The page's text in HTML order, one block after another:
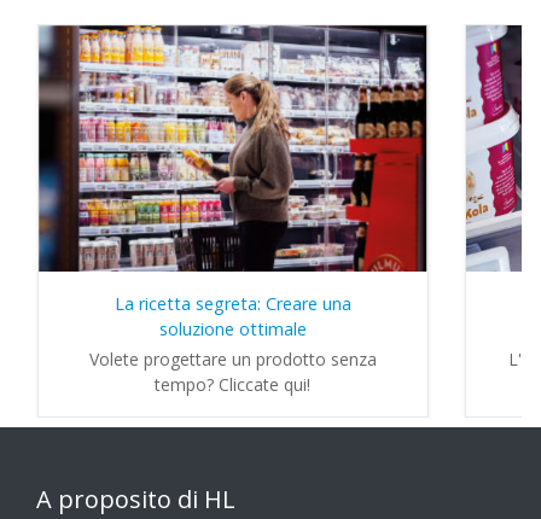
La ricetta segreta: Creare una
soluzione ottimale
Volete progettare un prodotto senza
tempo? Cliccate qui!
A proposito di HL